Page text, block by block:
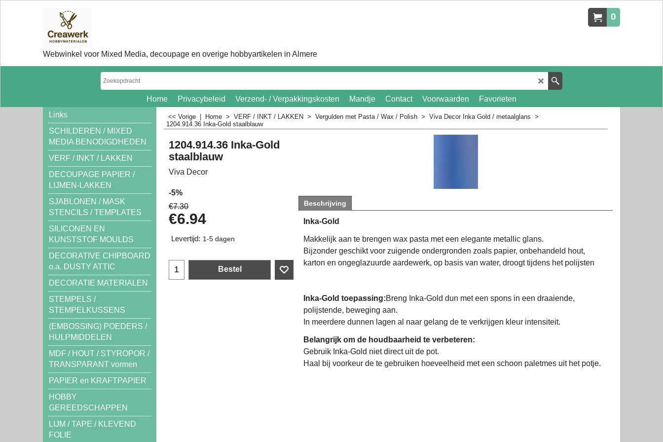
0
Webwinkel voor Mixed Media, decoupage en overige hobbyartikelen in Almere
Home Privacybeleid Verzend- / Verpakkingskosten Mandje Contact Voorwaarden
Favorieten
Links
SCHILDEREN / MIXED
MEDIA BENODIGDHEDEN
VERF / INKT / LAKKEN
DECOUPAGE PAPIER /
LIJMEN-LAKKEN
SJABLONEN / MASK
STENCILS / TEMPLATES
SILICONEN EN
KUNSTSTOF MOULDS
DECORATIVE CHIPBOARD
o.a. DUSTY ATTIC
DECORATIE MATERIALEN
STEMPELS /
STEMPELKUSSENS
(EMBOSSING) POEDERS /
HULPMIDDELEN
MDF / HOUT / STYROPOR /
TRANSPARANT vormen
PAPIER en KRAFTPAPIER
HOBBY
GEREEDSCHAPPEN
LIJM / TAPE / KLEVEND
FOLIE
<< Vorige Home > VERF / INKT / LAKKEN > Vergulden met Pasta / Wax / Polish > Viva Decor Inka Gold / metaalglans >
1204.914.36 Inka-Gold staalblauw
1204.914.36 Inka-Gold
staalblauw
Viva Decor
-5%
€7.30
€6.94
Levertijd: 1-5 dagen
Bestel
Beschrijving
Inka-Gold
Makkelijk aan te brengen wax pasta met een elegante metallic glans.
Bijzonder geschikt voor zuigende ondergronden zoals papier, onbehandeld hout,
karton en ongeglazuurde aardewerk, op basis van water, droogt tijdens het polijsten
Inka-Gold toepassing:Breng Inka-Gold dun met een spons in een draaiende,
polijstende, beweging aan.
In meerdere dunnen lagen al naar gelang de te verkrijgen kleur intensiteit.
Belangrijk om de houdbaarheid te verbeteren:
Gebruik Inka-Gold niet direct uit de pot.
Haal bij voorkeur de te gebruiken hoeveelheid met een schoon paletmes uit het potje.